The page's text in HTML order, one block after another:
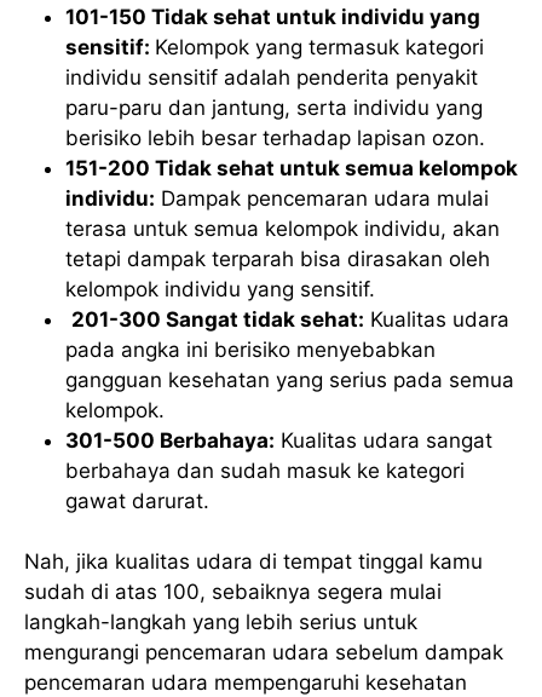
101-150 Tidak sehat untuk individu yang
sensitif: Kelompok yang termasuk kategori
individu sensitif adalah penderita penyakit
paru-paru dan jantung, serta individu yang
berisiko lebih besar terhadap lapisan ozon.
151-200 Tidak sehat untuk semua kelompok
individu: Dampak pencemaran udara mulai
terasa untuk semua kelompok individu, akan
tetapi dampak terparah bisa dirasakan oleh
kelompok individu yang sensitif.
201-300 Sangat tidak sehat: Kualitas udara
pada angka ini berisiko menyebabkan
gangguan kesehatan yang serius pada semua
kelompok.
301-500 Berbahaya: Kualitas udara sangat
berbahaya dan sudah masuk ke kategori
gawat darurat.
Nah, jika kualitas udara di tempat tinggal kamu
sudah di atas 100, sebaiknya segera mulai
langkah-langkah yang lebih serius untuk
mengurangi pencemaran udara sebelum dampak
pencemaran udara mempengaruhi kesehatan